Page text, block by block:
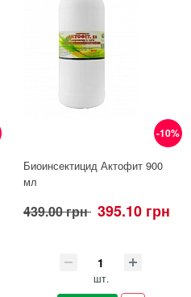
-10%
Биоинсектицид Актофит 900
мл
439.00 грн 395.10 грн
шт.